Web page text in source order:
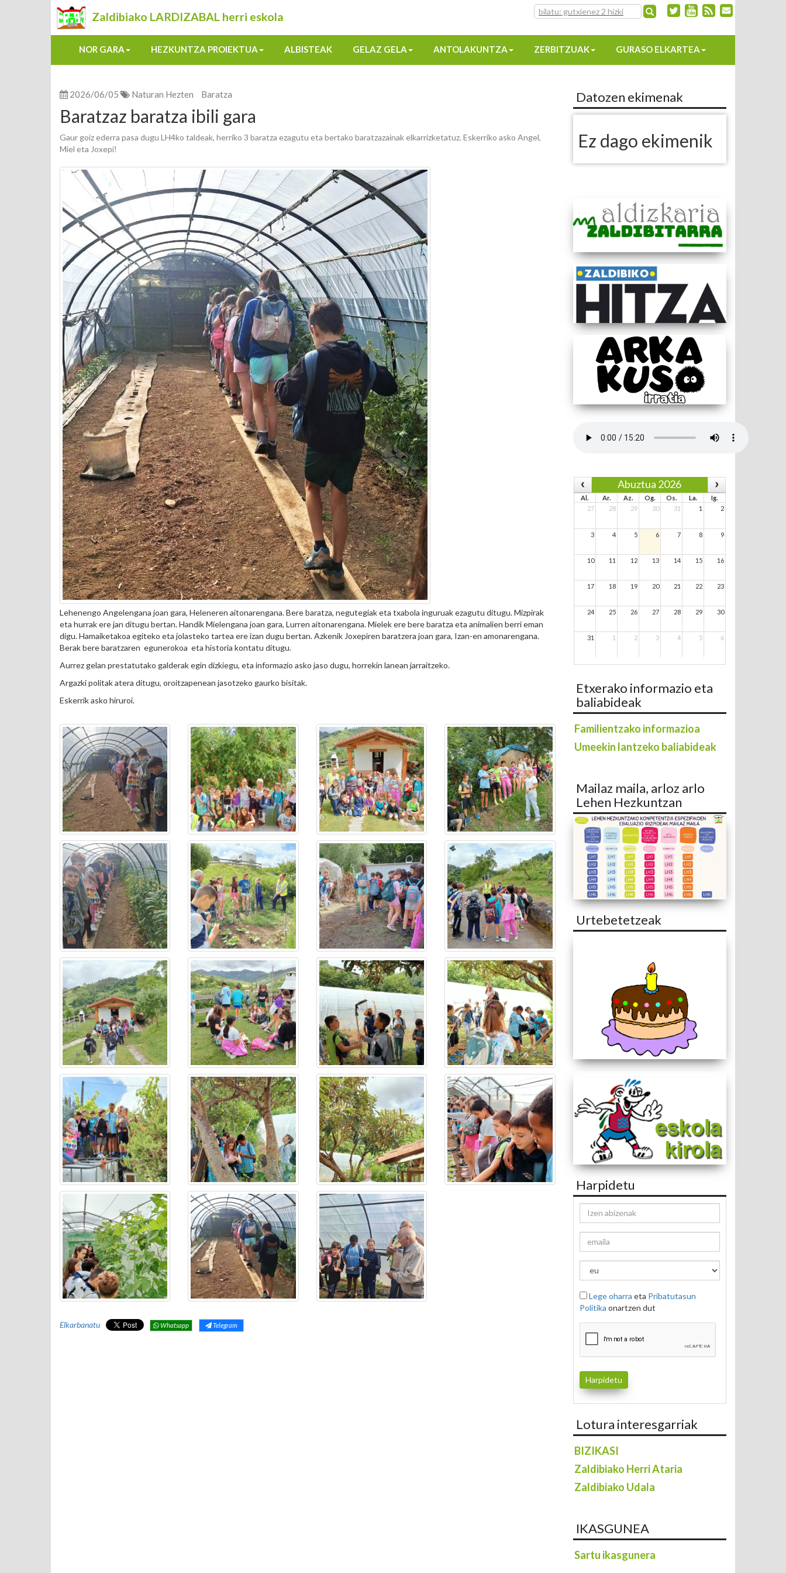
Zaldibiako LARDIZABAL herri eskola
NOR GARA HEZKUNTZA PROIEKTUA ALBISTEAK GELAZ GELA ANTOLAKUNTZA ZERBITZUAK GURASO ELKARTEA
2026/06/05 Naturan Hezten Baratza
Baratzaz baratza ibili gara
Gaur goiz ederra pasa dugu LH4ko taldeak, herriko 3 baratza ezagutu eta bertako baratzazainak elkarrizketatuz. Eskerriko asko Angel,
Miel eta Joxepi!
Lehenengo Angelengana joan gara, Heleneren aitonarengana. Bere baratza, negutegiak eta txabola inguruak ezagutu ditugu. Mizpirak
eta hurrak ere jan ditugu bertan. Handik Mielengana joan gara, Lurren aitonarengana. Mielek ere bere baratza eta animalien berri eman
digu. Hamaiketakoa egiteko eta jolasteko tartea ere izan dugu bertan. Azkenik Joxepiren baratzera joan gara, Izan-en amonarengana.
Berak bere baratzaren egunerokoa eta historia kontatu ditugu.
Aurrez gelan prestatutako galderak egin dizkiegu, eta informazio asko jaso dugu, horrekin lanean jarraitzeko.
Argazki politak atera ditugu, oroitzapenean jasotzeko gaurko bisitak.
Eskerrik asko hiruroi.
Elkarbanatu Whatsapp Telegram
Datozen ekimenak
Ez dago ekimenik
Abuztua 2026
Al. Ar. Az. Og. Os. La.
Ig.
27
28 29 30 31 1 2
3 4 5 6 7 8 9
10 11 12 13 14 15 16
17 18 19 20 21 22 23
24 25 26 27 28 29 30
31 1 2 3 4 5 6
Etxerako informazio eta
baliabideak
Familientzako informazioa
Umeekin lantzeko baliabideak
Mailaz maila, arloz arlo
Lehen Hezkuntzan
Urtebetetzeak
Harpidetu
Lege oharra eta Pribatutasun
Politika onartzen dut
Lotura interesgarriak
BIZIKASI
Zaldibiako Herri Ataria
Zaldibiako Udala
IKASGUNEA
Sartu ikasgunera